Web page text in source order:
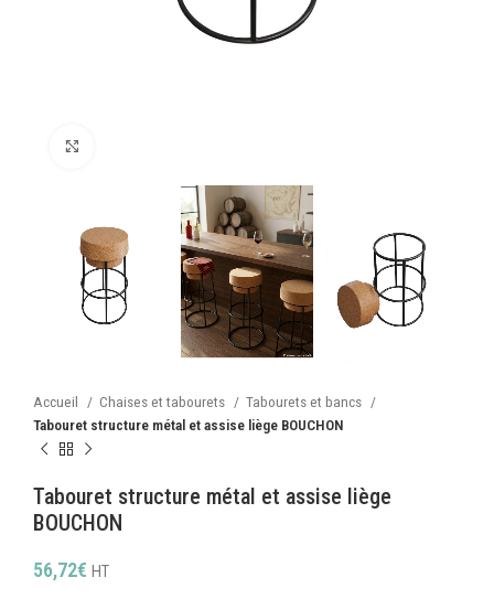
Accueil Chaises et tabourets
Tabourets et bancs
Tabouret structure métal et assise liège BOUCHON
Tabouret structure métal et assise liège
BOUCHON
56,72€ HT